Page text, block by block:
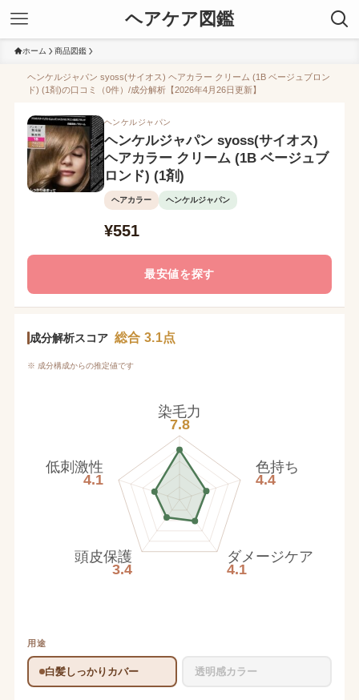
ヘアケア図鑑
ホーム 商品図鑑
ヘンケルジャパン syoss(サイオス) ヘアカラー クリーム (1B ベージュブロン
ド) (1剤)の口コミ（0件）/成分解析【2026年4月26日更新】
ヘンケルジャパン
ヘンケルジャパン syoss(サイオス)
ヘアカラー クリーム (1B ベージュブ
ロンド) (1剤)
ヘアカラー ヘンケルジャパン
¥551
最安値を探す
成分解析スコア 総合 3.1点
※ 成分構成からの推定値です
染毛力
7.8
色持ち
4.4
ダメージケア
4.1
頭皮保護
3.4
低刺激性
4.1
用途
白髪しっかりカバー 透明感カラー